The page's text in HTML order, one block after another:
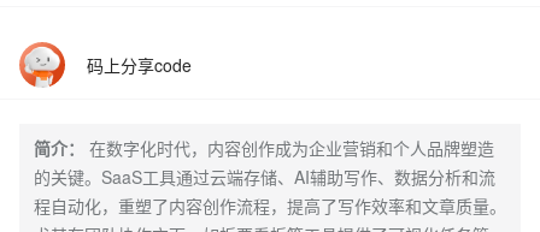
码上分享code
简介：
在数字化时代，内容创作成为企业营销和个人品牌塑造
的关键。SaaS工具通过云端存储、AI辅助写作、数据分析和流
程自动化，重塑了内容创作流程，提高了写作效率和文章质量。